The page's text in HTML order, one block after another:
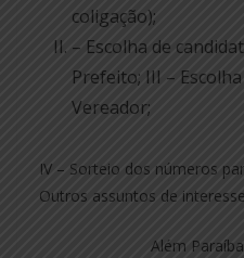
coligação);
– Escolha de
Prefeito; III –
Vereador;
IV – Sorteio dos números
Outros assuntos de
Além